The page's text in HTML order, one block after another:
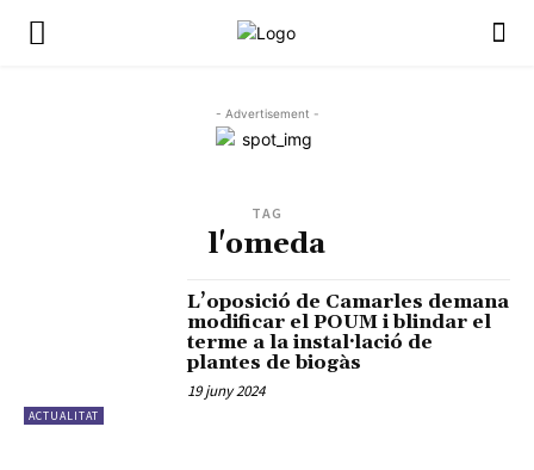
- Advertisement -
TAG
l'omeda
ACTUALITAT
L’oposició de Camarles demana
modificar el POUM i blindar el
terme a la instal·lació de
plantes de biogàs
19 juny 2024